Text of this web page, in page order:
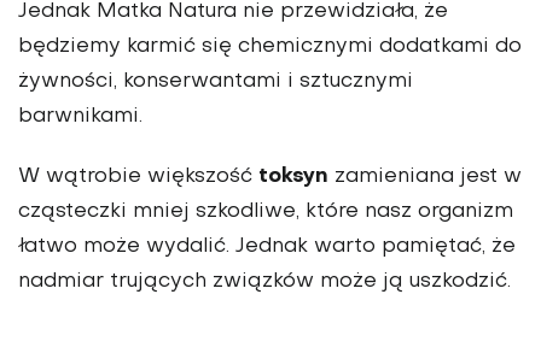
Jednak Matka Natura nie przewidziała, że
będziemy karmić się chemicznymi dodatkami do
żywności, konserwantami i sztucznymi
barwnikami.
W wątrobie większość toksyn zamieniana jest w
cząsteczki mniej szkodliwe, które nasz organizm
łatwo może wydalić. Jednak warto pamiętać, że
nadmiar trujących związków może ją uszkodzić.